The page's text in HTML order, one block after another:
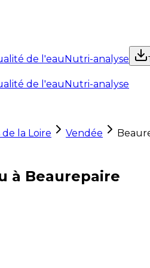
de l'eauNutri-analyse
de l'eauNutri-analyse
de la Loire Vendée
à Beaurepaire